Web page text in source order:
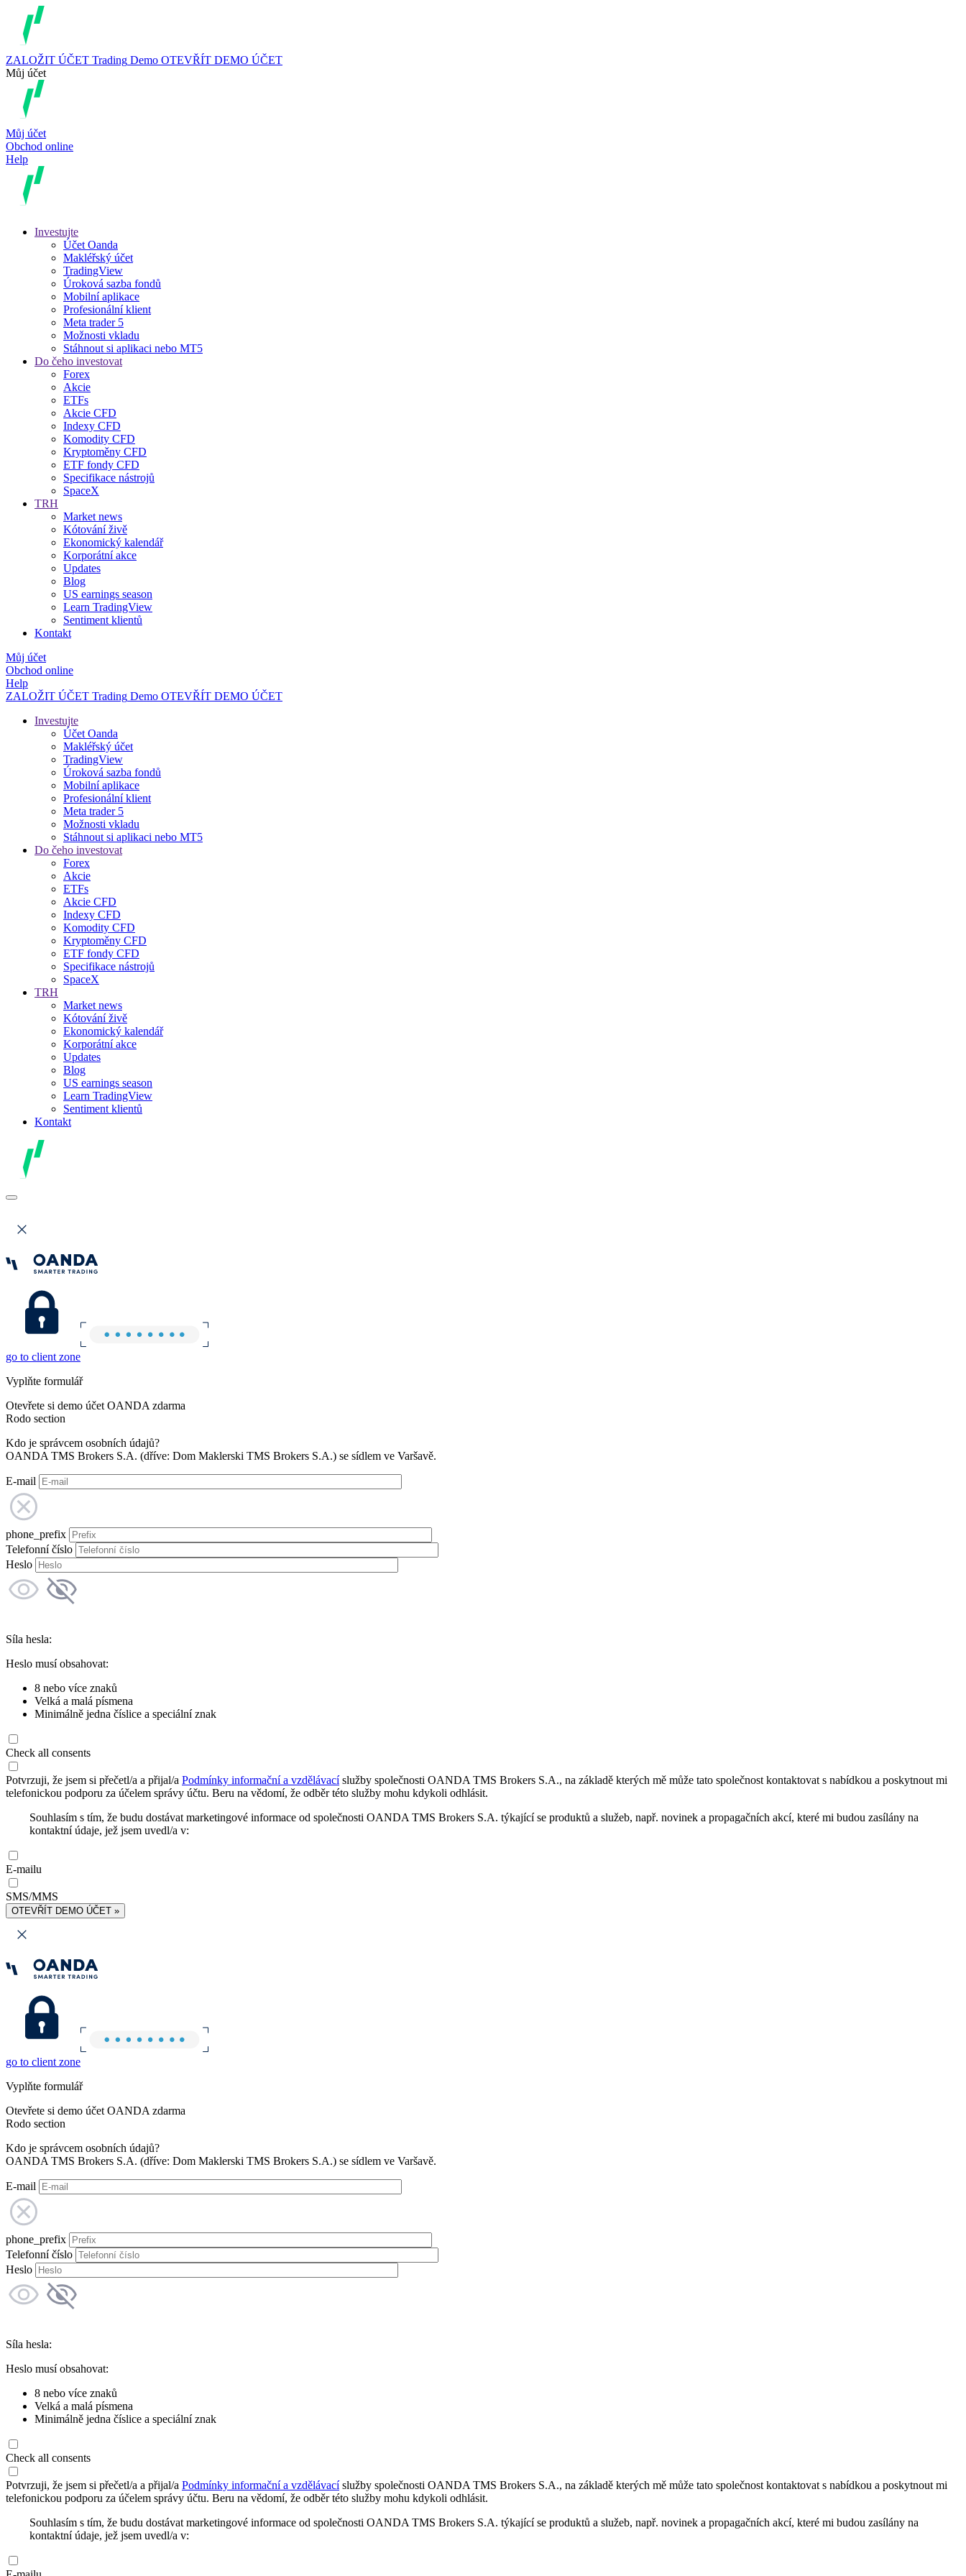
ZALOŽIT ÚČET Trading Demo OTEVŘÍT DEMO ÚČET
Můj účet
Můj účet
Obchod online
Help
Investujte
Účet Oanda
Makléřský účet
TradingView
Úroková sazba fondů
Mobilní aplikace
Profesionální klient
Meta trader 5
Možnosti vkladu
Stáhnout si aplikaci nebo MT5
Do čeho investovat
Forex
Akcie
ETFs
Akcie CFD
Indexy CFD
Komodity CFD
Kryptoměny CFD
ETF fondy CFD
Specifikace nástrojů
SpaceX
TRH
Market news
Kótování živě
Ekonomický kalendář
Korporátní akce
Updates
Blog
US earnings season
Learn TradingView
Sentiment klientů
Kontakt
Můj účet
Obchod online
Help
ZALOŽIT ÚČET Trading Demo OTEVŘÍT DEMO ÚČET
Investujte
Účet Oanda
Makléřský účet
TradingView
Úroková sazba fondů
Mobilní aplikace
Profesionální klient
Meta trader 5
Možnosti vkladu
Stáhnout si aplikaci nebo MT5
Do čeho investovat
Forex
Akcie
ETFs
Akcie CFD
Indexy CFD
Komodity CFD
Kryptoměny CFD
ETF fondy CFD
Specifikace nástrojů
SpaceX
TRH
Market news
Kótování živě
Ekonomický kalendář
Korporátní akce
Updates
Blog
US earnings season
Learn TradingView
Sentiment klientů
Kontakt
go to client zone
Vyplňte formulář
Otevřete si demo účet OANDA zdarma
Rodo section
Kdo je správcem osobních údajů?
OANDA TMS Brokers S.A. (dříve: Dom Maklerski TMS Brokers S.A.) se sídlem ve Varšavě.
E-mail
phone_prefix
Telefonní číslo
Heslo
Síla hesla:
Heslo musí obsahovat:
8 nebo více znaků
Velká a malá písmena
Minimálně jedna číslice a speciální znak
Check all consents
Potvrzuji, že jsem si přečetl/a a přijal/a Podmínky informační a vzdělávacíslužby společnosti OANDA TMS Brokers S.A., na základě kterých mě může tato společnost kontaktovat s nabídkou a poskytnout mi
telefonickou podporu za účelem správy účtu. Beru na vědomí, že odběr této služby mohu kdykoli odhlásit.
Souhlasím s tím, že budu dostávat marketingové informace od společnosti OANDA TMS Brokers S.A. týkající se produktů a služeb, např. novinek a propagačních akcí, které mi budou zasílány na
kontaktní údaje, jež jsem uvedl/a v:
E-mailu
SMS/MMS
OTEVŘÍT DEMO ÚČET »
go to client zone
Vyplňte formulář
Otevřete si demo účet OANDA zdarma
Rodo section
Kdo je správcem osobních údajů?
OANDA TMS Brokers S.A. (dříve: Dom Maklerski TMS Brokers S.A.) se sídlem ve Varšavě.
E-mail
phone_prefix
Telefonní číslo
Heslo
Síla hesla:
Heslo musí obsahovat:
8 nebo více znaků
Velká a malá písmena
Minimálně jedna číslice a speciální znak
Check all consents
Potvrzuji, že jsem si přečetl/a a přijal/a Podmínky informační a vzdělávacíslužby společnosti OANDA TMS Brokers S.A., na základě kterých mě může tato společnost kontaktovat s nabídkou a poskytnout mi
telefonickou podporu za účelem správy účtu. Beru na vědomí, že odběr této služby mohu kdykoli odhlásit.
Souhlasím s tím, že budu dostávat marketingové informace od společnosti OANDA TMS Brokers S.A. týkající se produktů a služeb, např. novinek a propagačních akcí, které mi budou zasílány na
kontaktní údaje, jež jsem uvedl/a v: